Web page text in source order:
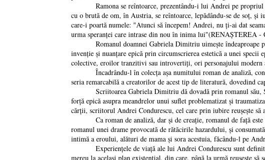
Ramona se reîntoarce, prezentându-i lui Andrei pe propriul
cu o brută de om, în Austria, se reîntoarce, lepădându-se de soț,
care-i poartă numele: "Atunci să începem! Andrei, nu ți-ai dat
urma speranței care intrase din nou în inima lui"(RENAŞTEREA -
Romanul doamnei Gabriela Dimitriu uimeşte îndeaproape prin
invenție şi nuanțare epică prin circumscrierea estetică a unei
colective, eroilor tranzitivi sau introvertiți, ori personajului modern
Încadrându-l în colecța aşa numitului roman de analiză,
seria remarcabilă a creatorilor de acest tip de literatură, dovedind
Scriitoarea Gabriela Dimitriu dă dovadă prin romanul său,
forță epică asupra meandrelor unui suflet problematizat şi
cărții, scriitorul Andrei Condurescu, cel care prin iubire reuşeşte să
Ca roman de analiză, dar şi de creație, romanul de față este
romanul unei drame provocată de rătăcirile hazardului, şi
intimă a eroului, alături de mama şi sora acestuia, făcându-l pe
Experiențele de viață ale lui Andrei Condurescu sunt
mereu la acelaşi plan existențial, din care, până la urmă reuşeşte să